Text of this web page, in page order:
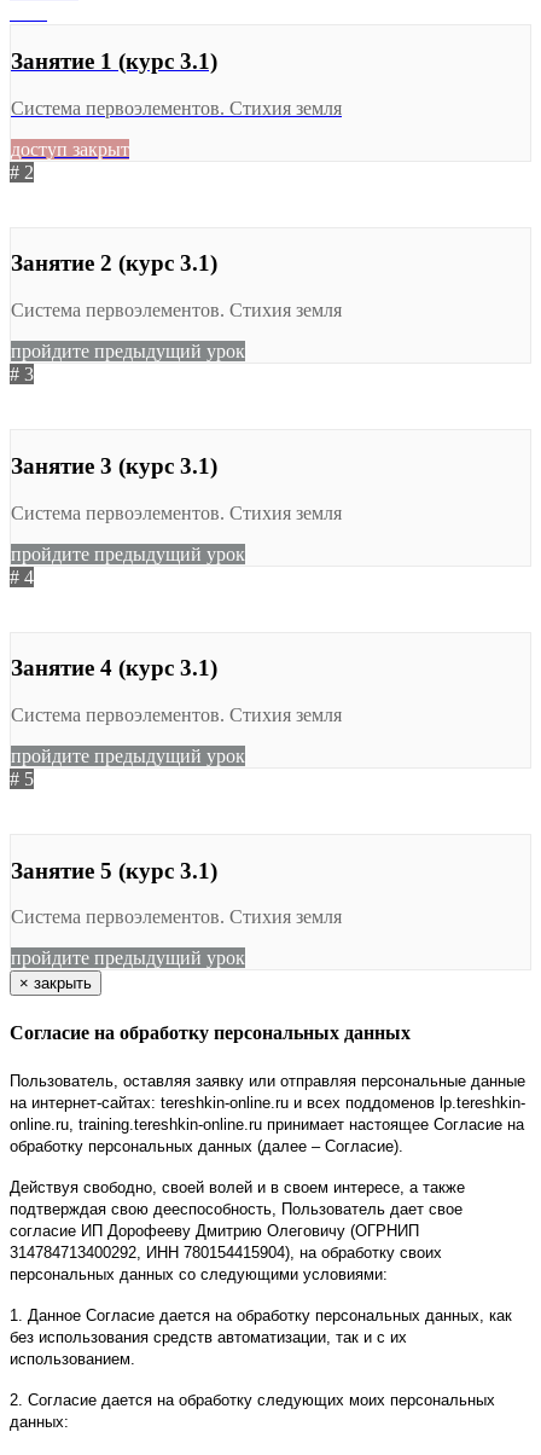
Занятие 1 (курс 3.1)
Система первоэлементов. Стихия земля
доступ закрыт
# 2
Занятие 2 (курс 3.1)
Система первоэлементов. Стихия земля
пройдите предыдущий урок
# 3
Занятие 3 (курс 3.1)
Система первоэлементов. Стихия земля
пройдите предыдущий урок
# 4
Занятие 4 (курс 3.1)
Система первоэлементов. Стихия земля
пройдите предыдущий урок
# 5
Занятие 5 (курс 3.1)
Система первоэлементов. Стихия земля
пройдите предыдущий урок
× закрыть
Согласие на обработку персональных данных
Пользователь, оставляя заявку или отправляя персональные данные
на интернет-сайтах: tereshkin-online.ru и всех поддоменов lp.tereshkin-
online.ru, training.tereshkin-online.ru принимает настоящее Согласие на
обработку персональных данных (далее – Согласие).
Действуя свободно, своей волей и в своем интересе, а также
подтверждая свою дееспособность, Пользователь дает свое
согласие ИП Дорофееву Дмитрию Олеговичу (ОГРНИП
314784713400292, ИНН 780154415904), на обработку своих
персональных данных со следующими условиями:
1. Данное Согласие дается на обработку персональных данных, как
без использования средств автоматизации, так и с их
использованием.
2. Согласие дается на обработку следующих моих персональных
данных: